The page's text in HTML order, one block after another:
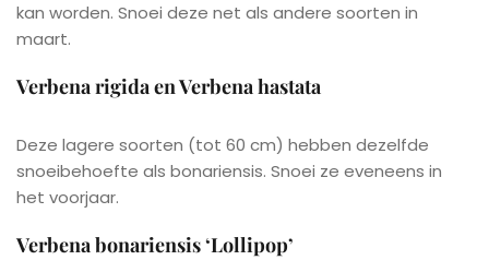
kan worden. Snoei deze net als andere soorten in
maart.
Verbena rigida en Verbena hastata
Deze lagere soorten (tot 60 cm) hebben dezelfde
snoeibehoefte als bonariensis. Snoei ze eveneens in
het voorjaar.
Verbena bonariensis ‘Lollipop’